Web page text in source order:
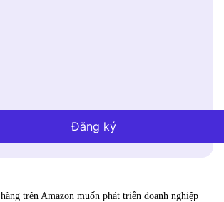
Đăng ký
trên Amazon muốn phát triển doanh nghiệp